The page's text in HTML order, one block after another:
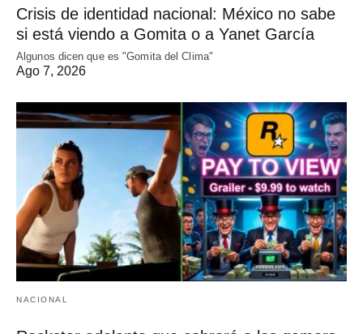
Crisis de identidad nacional: México no sabe
si está viendo a Gomita o a Yanet García
Algunos dicen que es "Gomita del Clima"
Ago 7, 2026
NACIONAL